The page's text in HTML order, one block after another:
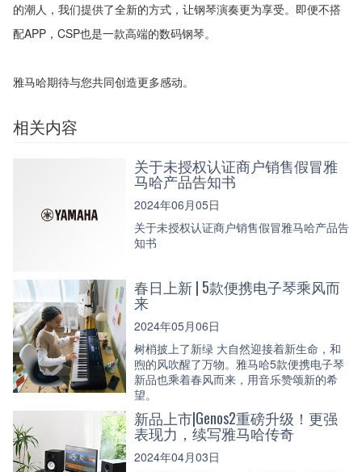
的潮人，我们提供了全新的方式，让钢琴演奏更为享受。即便不搭
配APP，CSP也是一款高端的数码钢琴。
雅马哈期待与您共同创造更多感动。
相关内容
关于未授权认证商户销售假冒雅
马哈产品告知书
2024年06月05日
关于未授权认证商户销售假冒雅马哈产品告
知书
春日上新 | 5款便携电子琴乘风而
来
2024年05月06日
树梢披上了新绿 大自然迎接着新生命，和
煦的风吹醒了万物。雅马哈5款便携电子琴
新品也乘着春风而来，用音乐赞颂新的希
望。
新品上市|Genos2重磅升级！更强
表现力，续写雅马哈传奇
2024年04月03日